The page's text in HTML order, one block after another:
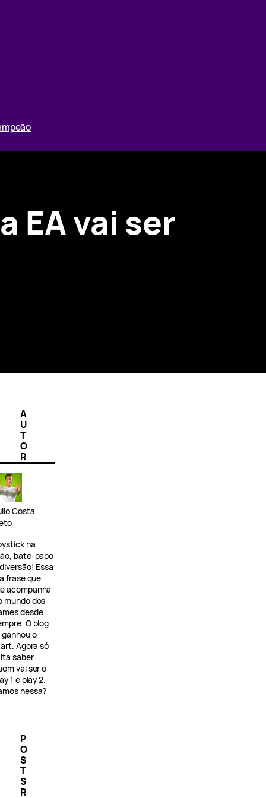
EA vai ser
A
U
T
O
R
Costa
na
bate-papo
Essa
frase que
acompanha
mundo dos
desde
O blog
ganhou o
Agora só
saber
vai ser o
1 e play 2.
nessa?
P
O
S
T
S
R